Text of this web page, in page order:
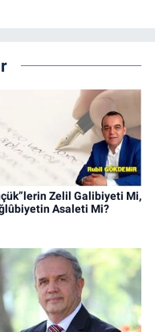
Zelil Galibiyeti Mi,
Asaleti Mi?